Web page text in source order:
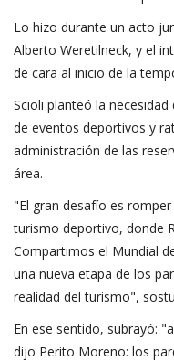
Lo hizo durante un acto
Alberto Weretilneck, y el
de cara al inicio de la
Scioli planteó la
de eventos deportivos y
administración de las
área.
"El gran desafío es
turismo deportivo, donde
Compartimos el Mundial
una nueva etapa de los
realidad del turismo",
En ese sentido, subrayó:
dijo Perito Moreno: los